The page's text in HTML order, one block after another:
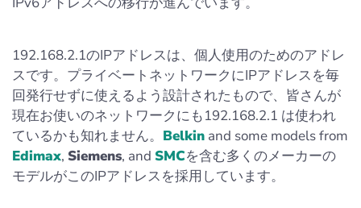
192.168.2.1のIPアドレスは、個人使用のためのアドレ
スです。プライベートネットワークにIPアドレスを毎
回発行せずに使えるよう設計されたもので、皆さんが
現在お使いのネットワークにも192.168.2.1 は使われ
ているかも知れません。 Belkin and some models from
Edimax, Siemens, and SMCを含む多くのメーカーの
モデルがこのIPアドレスを採用しています。